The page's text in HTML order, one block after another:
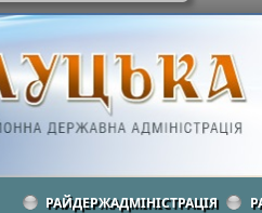
РАЙДЕРЖАДМІНІСТРАЦІЯ